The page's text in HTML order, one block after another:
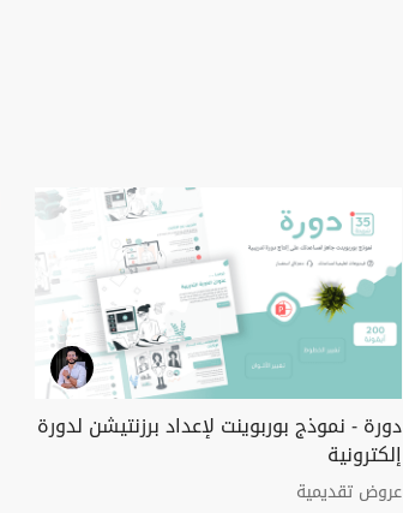
دورة - نموذج بوربوينت لإعداد برزنتيشن لدورة
إلكترونية
عروض تقديمية